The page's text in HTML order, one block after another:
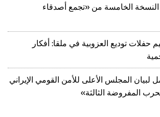
الخامسة من «تجمع أصدقاء
حفلات توديع العزوبية في ملقا: أفكار
المجلس الأعلى للأمن القومي الإيراني
المفروضة الثالثة»